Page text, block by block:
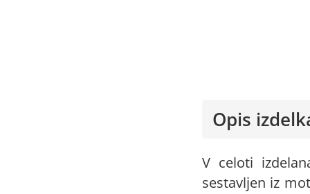
Opis
V celoti
sestavljen iz